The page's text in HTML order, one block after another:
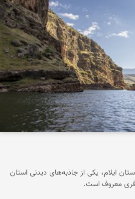
استان ایلام، یکی از جاذبه‌های دیدنی استان
معروف است.